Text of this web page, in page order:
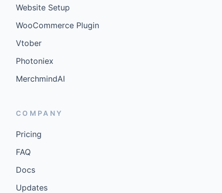
Website Setup
WooCommerce Plugin
Vtober
Photoniex
MerchmindAI
COMPANY
Pricing
FAQ
Docs
Updates